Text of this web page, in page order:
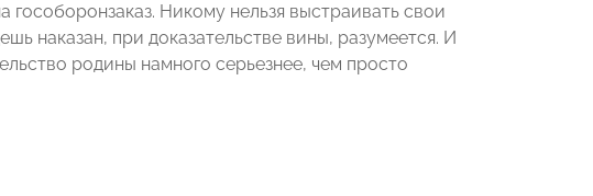
Никому нельзя выстраивать свои
наказан, при доказательстве вины, разумеется. И
родины намного серьезнее, чем просто